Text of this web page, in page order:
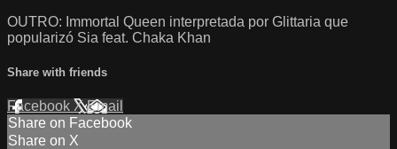
OUTRO: Immortal Queen interpretada por Glittaria que
popularizó Sia feat. Chaka Khan
Share with friends
Facebook XEmail
Share on Facebook
Share on X